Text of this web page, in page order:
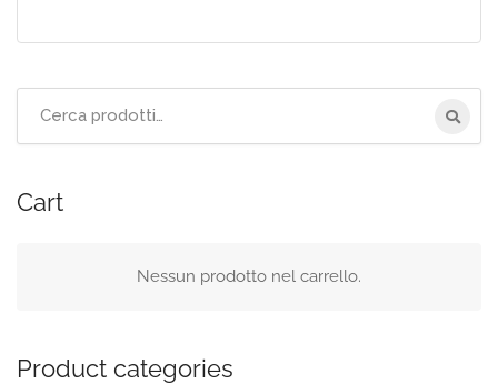
Cart
Nessun prodotto nel carrello.
Product categories